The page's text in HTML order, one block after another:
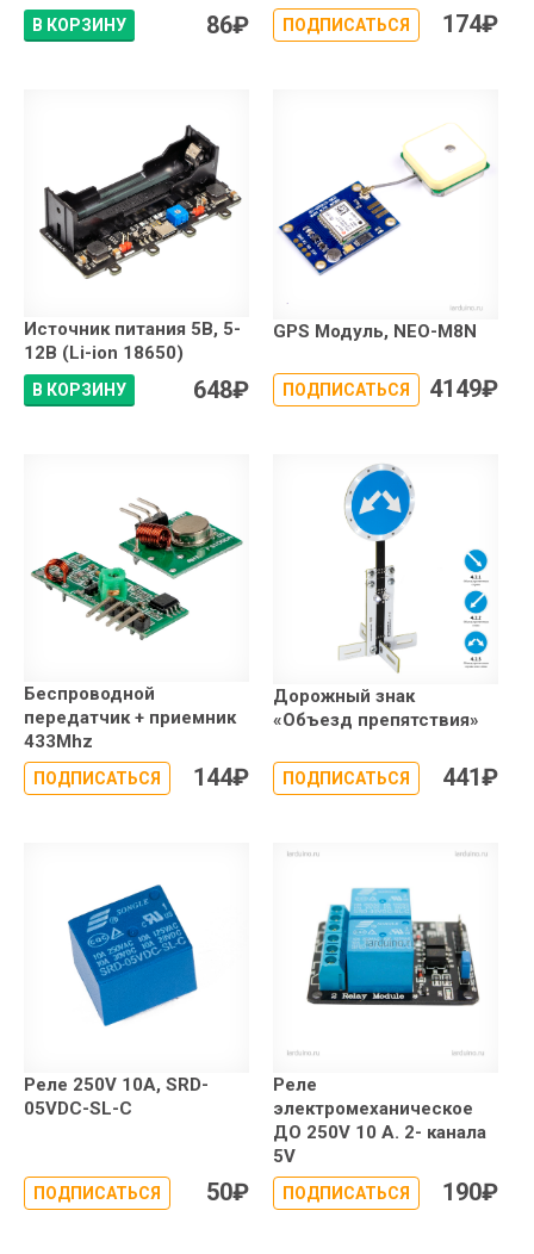
В КОРЗИНУ 86₽ ПОДПИСАТЬСЯ 174₽
Источник питания 5В, 5-
12В (Li-ion 18650)
В КОРЗИНУ 648₽
GPS Модуль, NEO-M8N
ПОДПИСАТЬСЯ 4149₽
Беспроводной
передатчик + приемник
433Mhz
ПОДПИСАТЬСЯ 144₽
Дорожный знак
«Объезд препятствия»
ПОДПИСАТЬСЯ 441₽
Реле 250V 10A, SRD-
05VDC-SL-C
ПОДПИСАТЬСЯ 50₽
Реле
электромеханическое
ДО 250V 10 А. 2- канала
5V
ПОДПИСАТЬСЯ 190₽